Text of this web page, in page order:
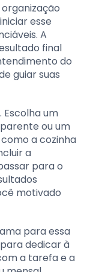
esse
A
final
do
guiar suas
um
ou um
a cozinha
a
para o
motivado
para essa
dedicar à
a tarefa e a